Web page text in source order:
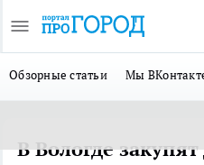
Обзорные статьи Мы
В Вологде